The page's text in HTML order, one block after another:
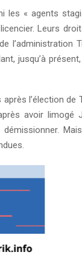
les « agents
Leurs
l’administration
jusqu’à
l’élection de
avoir limogé